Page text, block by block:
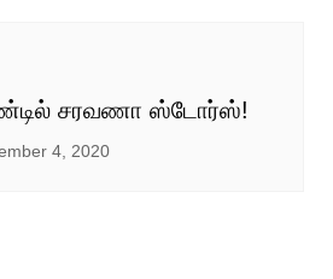
சரவணா ஸ்டோர்ஸ்!
4, 2020